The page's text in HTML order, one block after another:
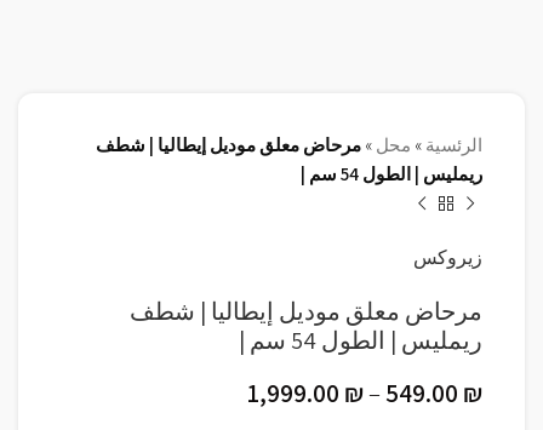
الرئسية » محل » مرحاض معلق موديل إيطاليا | شطف
ريمليس | الطول 54 سم |
زيروكس
مرحاض معلق موديل إيطاليا | شطف
ريمليس | الطول 54 سم |
549.00 ₪
–
1,999.00 ₪